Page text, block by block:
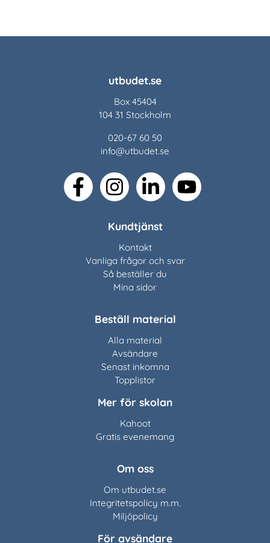
utbudet.se
Box 45404
104 31 Stockholm
020-67 60 50
info@utbudet.se
facebookinstagramlinkedin youtube
Kundtjänst
Kontakt
Vanliga frågor och svar
Så beställer du
Mina sidor
Beställ material
Alla material
Avsändare
Senast inkomna
Topplistor
Mer för skolan
Kahoot
Gratis evenemang
Om oss
Om utbudet.se
Integritetspolicy m.m.
Miljöpolicy
För avsändare